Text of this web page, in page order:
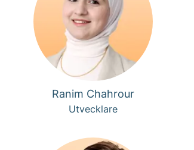
Ranim Chahrour
Utvecklare